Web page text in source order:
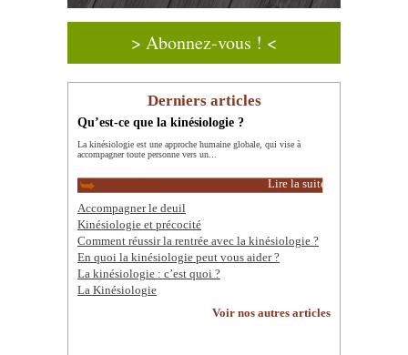
> Abonnez-vous ! <
Derniers articles
Qu’est-ce que la kinésiologie ?
La kinésiologie est une approche humaine globale, qui vise à
accompagner toute personne vers un...
Lire la suite
Accompagner le deuil
Kinésiologie et précocité
Comment réussir la rentrée avec la kinésiologie ?
En quoi la kinésiologie peut vous aider ?
La kinésiologie : c’est quoi ?
La Kinésiologie
Voir nos autres articles